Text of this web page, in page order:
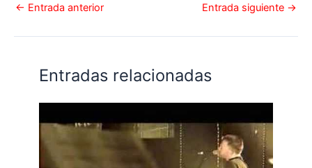
← Entrada anterior Entrada siguiente →
Entradas relacionadas